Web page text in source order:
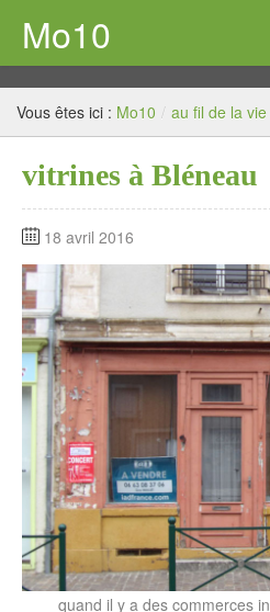
Mo10
au fil de la vie
Pastel
Encre
Mots à Voir
Huile
Décor et trompe-l’œil
Numérique
Sérigraphie
Acrylique
Mots à Mo
contact
Vous êtes ici : Mo10 / au fil de la vie
vitrines à Bléneau
18 avril 2016
quand il y a des commerces